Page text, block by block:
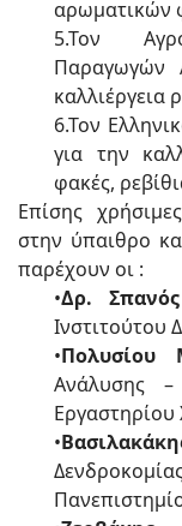
αρωματικών
5.Τον
Παραγωγών
καλλιέργεια
6.Τον
για την
φακές,
Επίσης
στην ύπαιθρο
παρέχουν οι :
•Δρ.
Ινστιτούτου
•Πολυσίου
Ανάλυσης –
Εργαστηρίου
•